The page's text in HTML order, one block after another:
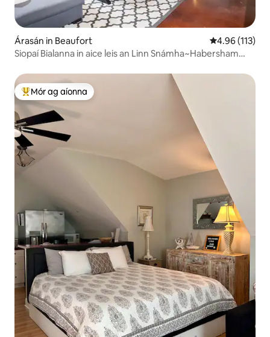
Árasán in Beaufort Meánrátáil
4.96 (113)
Siopaí Bialanna in aice leis an Linn Snámha~Habersham
An-mhór ag aíonna
Mór ag aíonna